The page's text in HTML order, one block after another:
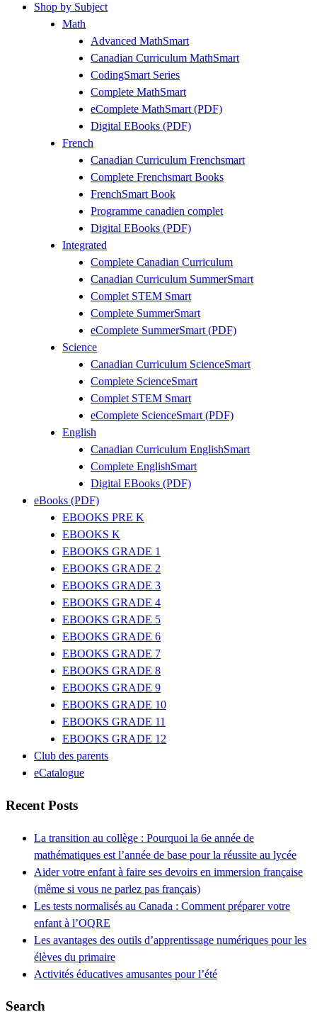
Shop by Subject
Math
Advanced MathSmart
Canadian Curriculum MathSmart
CodingSmart Series
Complete MathSmart
eComplete MathSmart (PDF)
Digital EBooks (PDF)
French
Canadian Curriculum Frenchsmart
Complete Frenchsmart Books
FrenchSmart Book
Programme canadien complet
Digital EBooks (PDF)
Integrated
Complete Canadian Curriculum
Canadian Curriculum SummerSmart
Complet STEM Smart
Complete SummerSmart
eComplete SummerSmart (PDF)
Science
Canadian Curriculum ScienceSmart
Complete ScienceSmart
Complet STEM Smart
eComplete ScienceSmart (PDF)
English
Canadian Curriculum EnglishSmart
Complete EnglishSmart
Digital EBooks (PDF)
eBooks (PDF)
EBOOKS PRE K
EBOOKS K
EBOOKS GRADE 1
EBOOKS GRADE 2
EBOOKS GRADE 3
EBOOKS GRADE 4
EBOOKS GRADE 5
EBOOKS GRADE 6
EBOOKS GRADE 7
EBOOKS GRADE 8
EBOOKS GRADE 9
EBOOKS GRADE 10
EBOOKS GRADE 11
EBOOKS GRADE 12
Club des parents
eCatalogue
Recent Posts
La transition au collège : Pourquoi la 6e année de
mathématiques est l’année de base pour la réussite au lycée
Aider votre enfant à faire ses devoirs en immersion française
(même si vous ne parlez pas français)
Les tests normalisés au Canada : Comment préparer votre
enfant à l’OQRE
Les avantages des outils d’apprentissage numériques pour les
élèves du primaire
Activités éducatives amusantes pour l’été
Search